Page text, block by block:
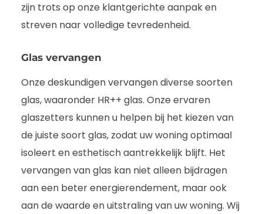
zijn trots op onze klantgerichte aanpak en
streven naar volledige tevredenheid.
Glas vervangen
Onze deskundigen vervangen diverse soorten
glas, waaronder HR++ glas. Onze ervaren
glaszetters kunnen u helpen bij het kiezen van
de juiste soort glas, zodat uw woning optimaal
isoleert en esthetisch aantrekkelijk blijft. Het
vervangen van glas kan niet alleen bijdragen
aan een beter energierendement, maar ook
aan de waarde en uitstraling van uw woning. Wij